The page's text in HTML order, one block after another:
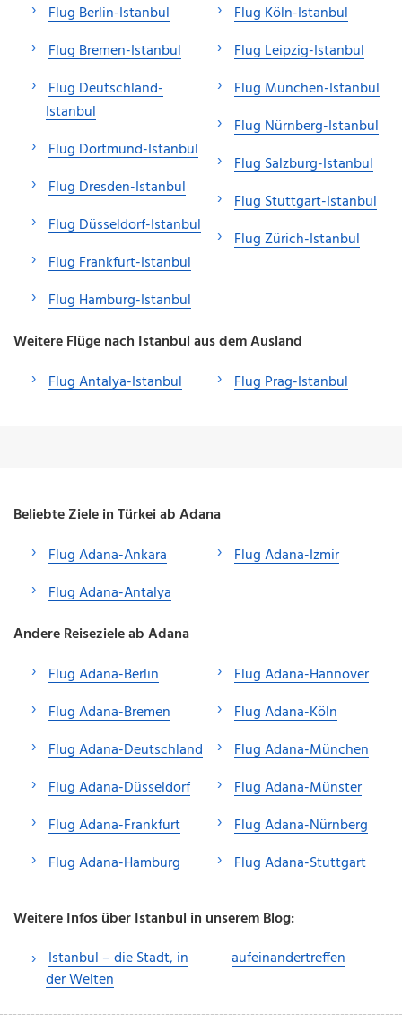
Flug Berlin-Istanbul
Flug Bremen-Istanbul
Flug Deutschland-
Istanbul
Flug Dortmund-Istanbul
Flug Dresden-Istanbul
Flug Düsseldorf-Istanbul
Flug Frankfurt-Istanbul
Flug Hamburg-Istanbul
Flug Köln-Istanbul
Flug Leipzig-Istanbul
Flug München-Istanbul
Flug Nürnberg-Istanbul
Flug Salzburg-Istanbul
Flug Stuttgart-Istanbul
Flug Zürich-Istanbul
Weitere Flüge nach Istanbul aus dem Ausland
Flug Antalya-Istanbul
Flug Prag-Istanbul
Beliebte Ziele in Türkei ab Adana
Flug Adana-Ankara
Flug Adana-Antalya
Flug Adana-Izmir
Andere Reiseziele ab Adana
Flug Adana-Berlin
Flug Adana-Bremen
Flug Adana-Deutschland
Flug Adana-Düsseldorf
Flug Adana-Frankfurt
Flug Adana-Hamburg
Flug Adana-Hannover
Flug Adana-Köln
Flug Adana-München
Flug Adana-Münster
Flug Adana-Nürnberg
Flug Adana-Stuttgart
Weitere Infos über Istanbul in unserem Blog:
Istanbul – die Stadt, in
der Welten
aufeinandertreffen